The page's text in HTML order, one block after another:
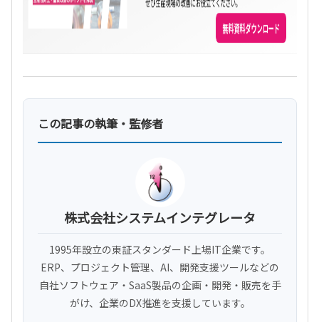
この記事の執筆・監修者
株式会社システムインテグレータ
1995年設立の東証スタンダード上場IT企業です。
ERP、プロジェクト管理、AI、開発支援ツールなどの
自社ソフトウェア・SaaS製品の企画・開発・販売を手
がけ、企業のDX推進を支援しています。